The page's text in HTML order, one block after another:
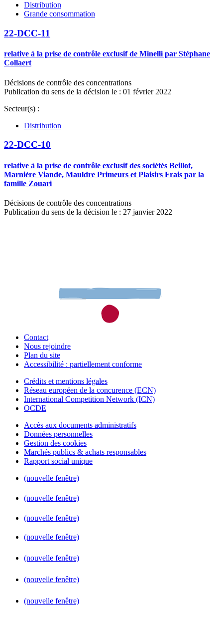
Distribution
Grande consommation
22-DCC-11
relative à la prise de contrôle exclusif de Minelli par Stéphane
Collaert
Décisions de contrôle des concentrations
Publication du sens de la décision le : 01 février 2022
Secteur(s) :
Distribution
22-DCC-10
relative à la prise de contrôle exclusif des sociétés Beillot,
Marnière Viande, Mauldre Primeurs et Plaisirs Frais par la
famille Zouari
Décisions de contrôle des concentrations
Publication du sens de la décision le : 27 janvier 2022
Contact
Nous rejoindre
Plan du site
Accessibilité : partiellement conforme
Crédits et mentions légales
Réseau européen de la concurence (ECN)
International Competition Network (ICN)
OCDE
Accès aux documents administratifs
Données personnelles
Gestion des cookies
Marchés publics & achats responsables
Rapport social unique
(nouvelle fenêtre)
(nouvelle fenêtre)
(nouvelle fenêtre)
(nouvelle fenêtre)
(nouvelle fenêtre)
(nouvelle fenêtre)
(nouvelle fenêtre)